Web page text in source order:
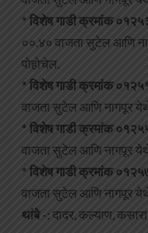
* विशेष गाडी क्रमांक
००.४० वाजता सुटेल आणि
पोहोचेल.
* विशेष गाडी क्रमांक
वाजता सुटेल आणि नागपूर
* विशेष गाडी क्रमांक
वाजता सुटेल आणि नागपूर
* विशेष गाडी क्रमांक
वाजता सुटेल आणि नागपूर
थांबे-: दादर, कल्याण,